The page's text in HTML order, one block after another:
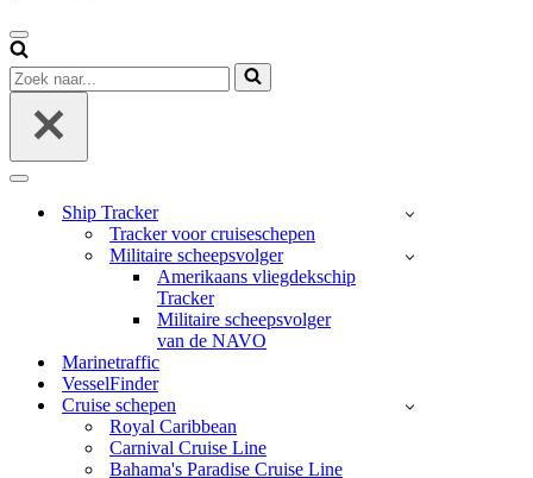
Navigatie
Menu
Zoek
naar...
Navigatie
Ship Tracker
Tracker voor cruiseschepen
Militaire scheepsvolger
Amerikaans vliegdekschip
Tracker
Militaire scheepsvolger
van de NAVO
Marinetraffic
VesselFinder
Cruise schepen
Royal Caribbean
Carnival Cruise Line
Bahama's Paradise Cruise Line